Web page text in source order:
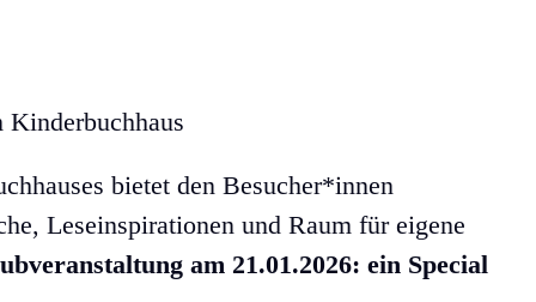
bietet den Besucher*innen
Leseinspirationen und Raum für eigene
am 21.01.2026: ein Special